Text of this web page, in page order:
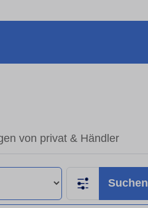
von privat & Händler
Suchen